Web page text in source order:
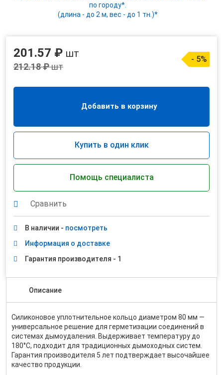
по городу*.
(длина - до 2 м, вес - до 1 тн.)*
201.57 ₽ шт
212.18 ₽шт
- 5%
Добавить в корзину
Купить в один клик
Помощь специалиста
Сравнить
В наличии - посмотреть
Информация о доставке
Гарантия производителя - 1
Описание
Силиконовое уплотнительное кольцо диаметром 80 мм —
универсальное решение для герметизации соединений в
системах дымоудаления. Выдерживает температуру до
180°C, подходит для традиционных дымоходных систем.
Гарантия производителя 5 лет подтверждает высочайшее
качество продукции.